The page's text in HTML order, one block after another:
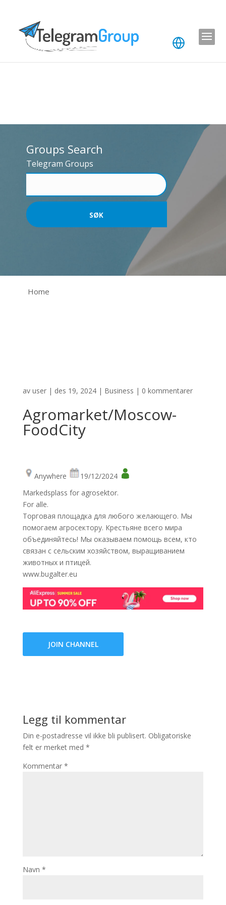
Groups Search
Telegram Groups
Home
av user| des 19, 2024| Business | 0 kommentarer
Agromarket/Moscow-
FoodCity
Anywhere
19/12/2024
Markedsplass for agrosektor.
For alle.
Торговая площадка для любого желающего. Мы
помогаем агросектору. Крестьяне всего мира
объединяйтесь! Мы оказываем помощь всем, кто
связан с сельским хозяйством, выращиванием
животных и птицей.
www.bugalter.eu
JOIN CHANNEL
Legg til kommentar
Din e-postadresse vil ikke bli publisert. Obligatoriske
felt er merket med *
Kommentar *
Navn *